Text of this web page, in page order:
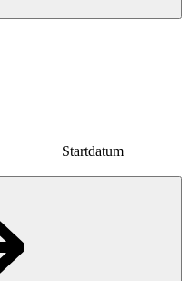
Startdatum